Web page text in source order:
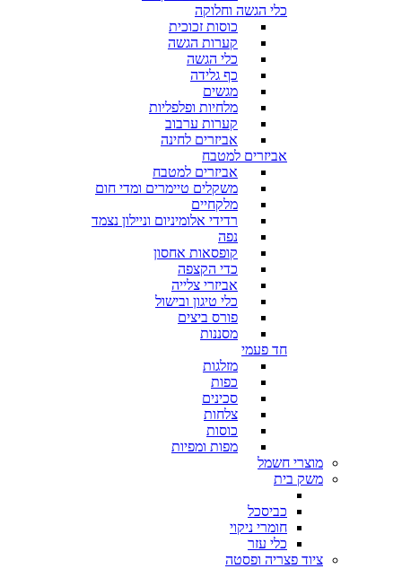
כלי הגשה וחלוקה
כוסות זכוכית
קערות הגשה
כלי הגשה
כף גלידה
מגשים
מלחיות ופלפליות
קערות ערבוב
אביזרים לחינה
אביזרים למטבח
אביזרים למטבח
משקלים טיימרים ומדי חום
מלקחיים
רדידי אלומיניום וניילון נצמד
נפה
קופסאות אחסון
כדי הקצפה
אביזרי צלייה
כלי טיגון ובישול
פורס ביצים
מסננות
חד פעמי
מזלגות
כפות
סכינים
צלחות
כוסות
מפות ומפיות
מוצרי חשמל
משק בית
כביסכל
חומרי ניקוי
כלי עזר
ציוד פצריה ופסטה